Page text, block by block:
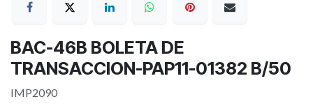
BAC-46B BOLETA DE
TRANSACCION-PAP11-01382 B/50
IMP2090